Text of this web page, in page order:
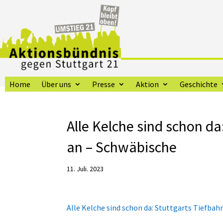
Home Über uns Presse Aktion Geschichte
Alle Kelche sind schon
an – Schwäbische
11. Juli. 2023
Alle Kelche sind schon da: Stuttgarts